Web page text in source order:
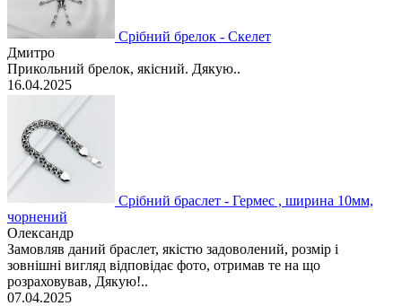
Срібний брелок - Скелет
Дмитро
Прикольний брелок, якісний. Дякую..
16.04.2025
Срібний браслет - Гермес , ширина 10мм,
чорнений
Олександр
Замовляв даний браслет, якістю задоволений, розмір і
зовнішні вигляд відповідає фото, отримав те на що
розраховував, Дякую!..
07.04.2025